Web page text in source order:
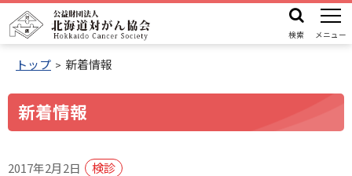
文
機
ニ
益
人
メ
検索 メニュー
トップ 新着情報
新着情報
投
2017年2月2日 検診